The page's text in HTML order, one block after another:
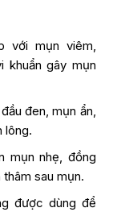
với mụn viêm,
khuẩn gây mụn
đen, mụn ẩn,
lông.
mụn nhẹ, đồng
sau mụn.
được dùng để